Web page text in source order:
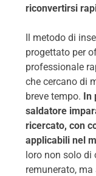
riconvertirsi
Il metodo di
progettato per
professionale
che cercano di
breve tempo. In
saldatore
ricercato, con
applicabili nel
loro non solo di
remunerato,